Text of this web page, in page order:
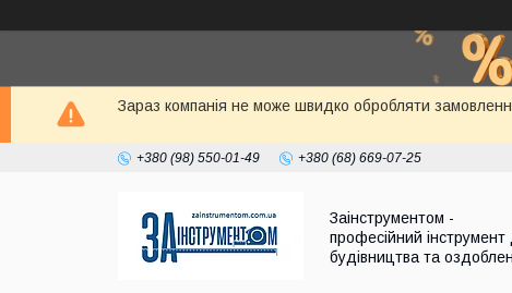
Зараз компанія не може швидко обробляти
+380 (98) 550-01-49 +380 (68) 669-07-25
Заінструментом -
професійний інструмент
будівництва та